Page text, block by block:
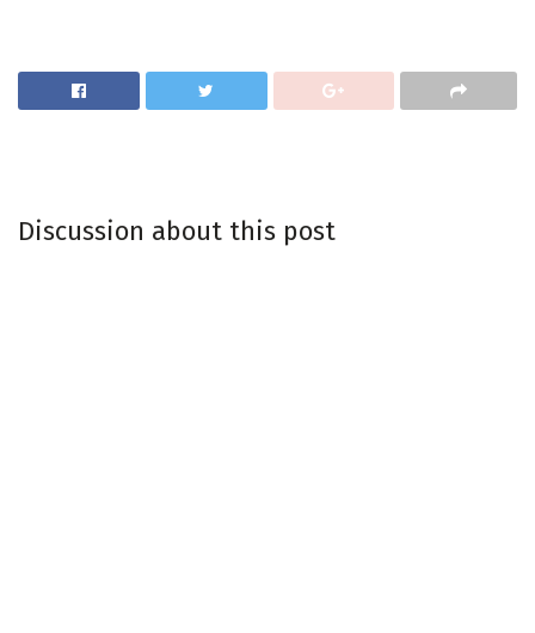
Discussion about this post